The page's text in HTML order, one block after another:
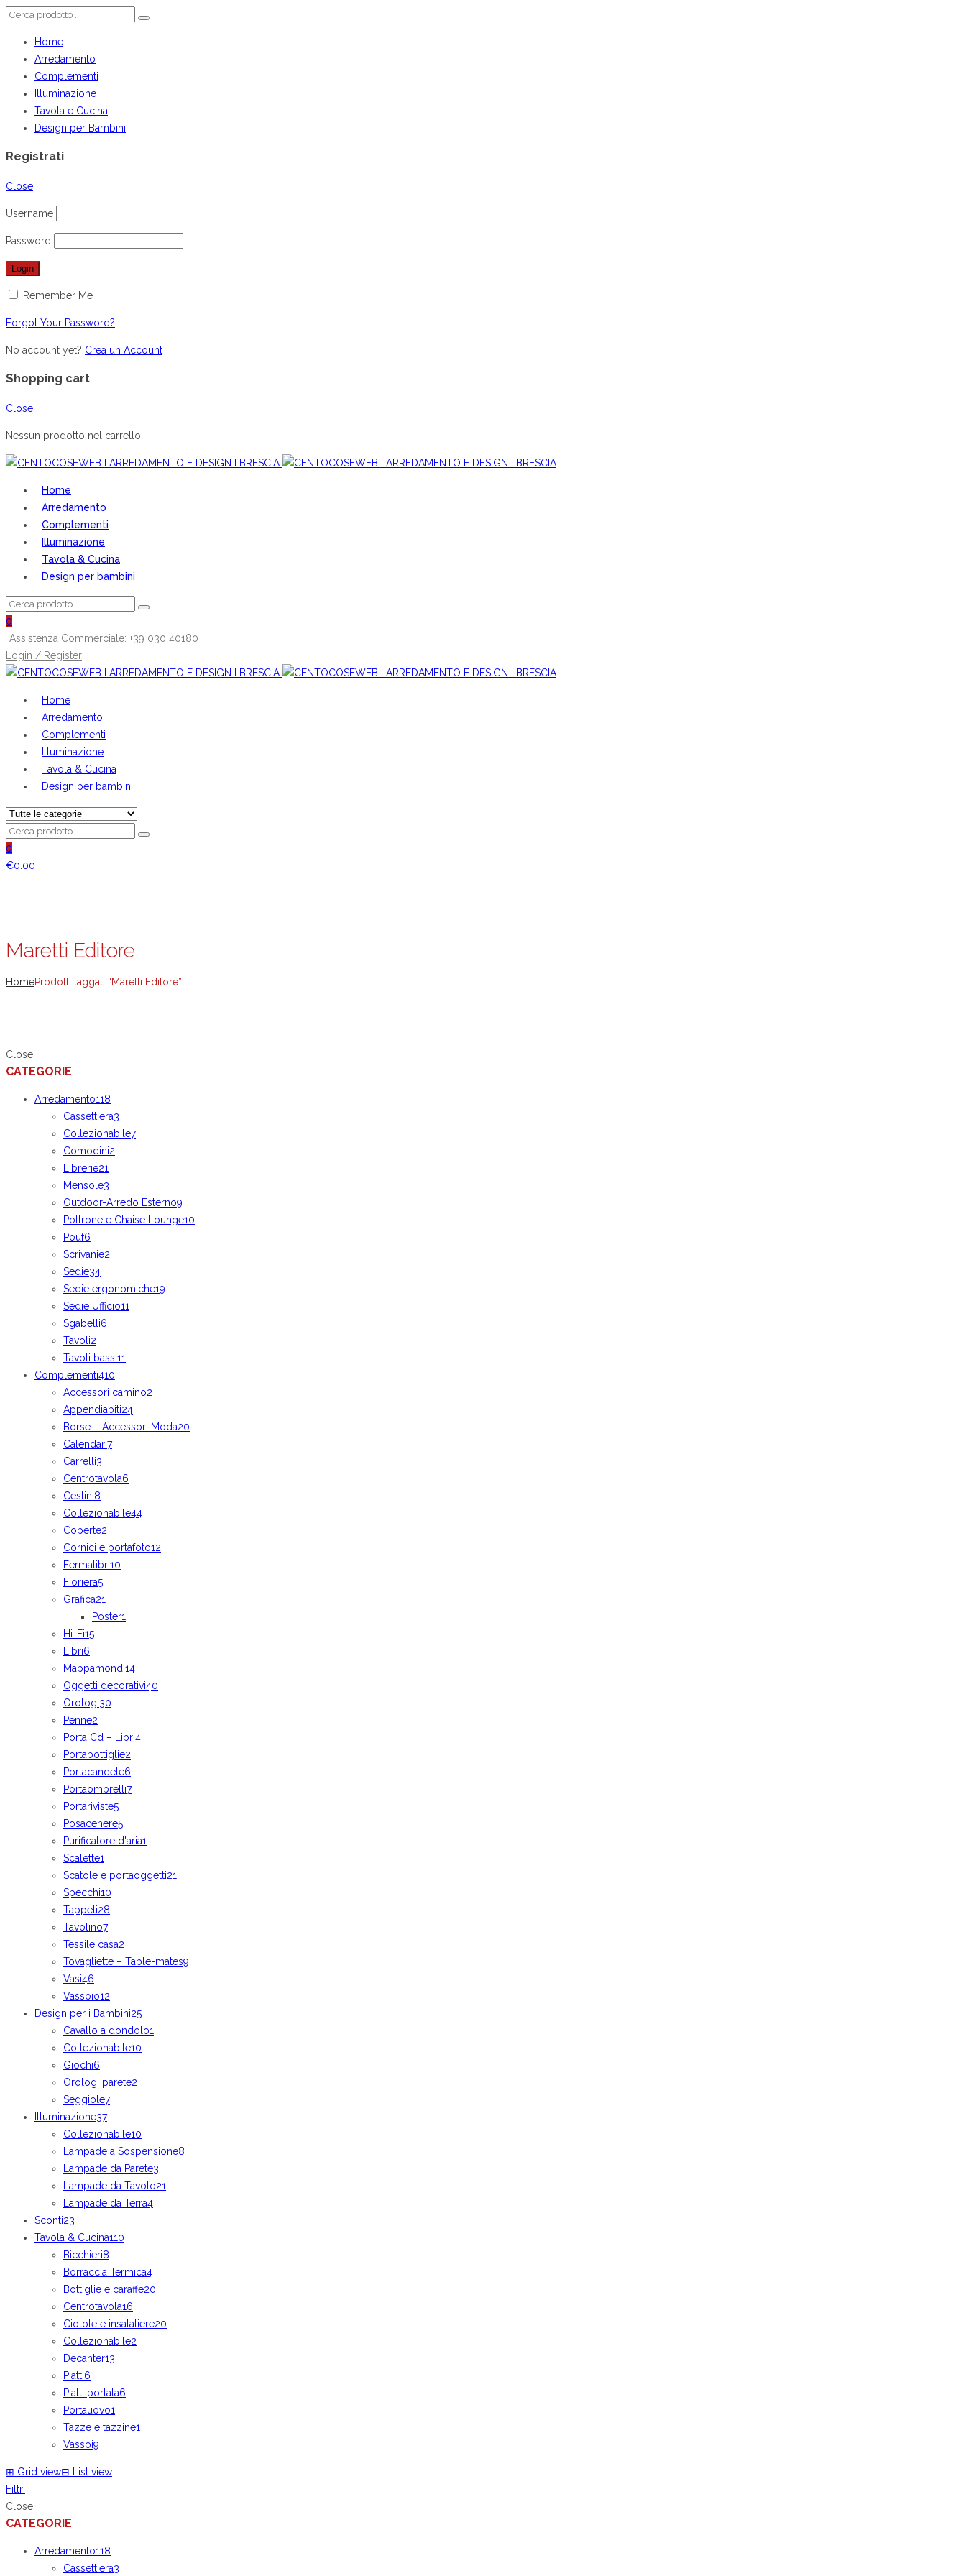
Home
Arredamento
Complementi
Illuminazione
Tavola e Cucina
Design per Bambini
Registrati
Close
Username
Password
Remember Me
Forgot Your Password?
No account yet? Crea un Account
Shopping cart
Close
Nessun prodotto nel carrello.
Home
Arredamento
Complementi
Illuminazione
Tavola & Cucina
Design per bambini
0
Assistenza Commerciale: +39 030 40180
Login / Register
Home
Arredamento
Complementi
Illuminazione
Tavola & Cucina
Design per bambini
0
€0.00
Maretti Editore
HomeProdotti taggati “Maretti Editore”
Close
CATEGORIE
Arredamento118
Cassettiera3
Collezionabile7
Comodini2
Librerie21
Mensole3
Outdoor-Arredo Esterno9
Poltrone e Chaise Lounge10
Pouf6
Scrivanie2
Sedie34
Sedie ergonomiche19
Sedie Ufficio11
Sgabelli6
Tavoli2
Tavoli bassi11
Complementi410
Accessori camino2
Appendiabiti24
Borse – Accessori Moda20
Calendari7
Carrelli3
Centrotavola6
Cestini8
Collezionabile44
Coperte2
Cornici e portafoto12
Fermalibri10
Fioriera5
Grafica21
Poster1
Hi-Fi15
Libri6
Mappamondi14
Oggetti decorativi40
Orologi30
Penne2
Porta Cd – Libri4
Portabottiglie2
Portacandele6
Portaombrelli7
Portariviste5
Posacenere5
Purificatore d'aria1
Scalette1
Scatole e portaoggetti21
Specchi10
Tappeti28
Tavolino7
Tessile casa2
Tovagliette – Table-mates9
Vasi46
Vassoio12
Design per i Bambini25
Cavallo a dondolo1
Collezionabile10
Giochi6
Orologi parete2
Seggiole7
Illuminazione37
Collezionabile10
Lampade a Sospensione8
Lampade da Parete3
Lampade da Tavolo21
Lampade da Terra4
Sconti23
Tavola & Cucina110
Bicchieri8
Borraccia Termica4
Bottiglie e caraffe20
Centrotavola16
Ciotole e insalatiere20
Collezionabile2
Decanter13
Piatti6
Piatti portata6
Portauovo1
Tazze e tazzine1
Vassoi9
⊞ Grid view⊟
List view
Filtri
Close
CATEGORIE
Arredamento118
Cassettiera3